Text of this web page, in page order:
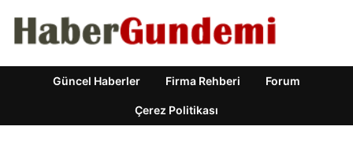
Güncel Haberler Firma Rehberi Forum
Çerez Politikası